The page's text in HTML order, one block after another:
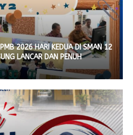
2026 HARI KEDUA DI SMAN 12
LANCAR DAN PENUH